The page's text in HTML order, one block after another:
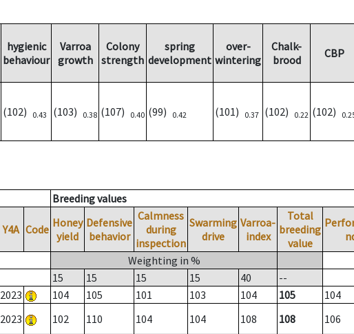
hygienic
behaviour
Varroa
growth
Colony
strength
spring
development
over-
wintering
Chalk-
brood
CBP
(102) 0.43 (103) 0.38 (107) 0.40 (99) 0.42 (101) 0.37 (102) 0.22 (102)
Breeding values
Y4A Code Honey
yield
Defensive
behavior
Calmness
during
inspection
Swarming
drive
Varroa-
index
Total
breeding
value
Weighting in %
15
15 15 15 40
--
2023 104 105 101 103 104 105
104
2023 102 110 104 104 108 108
106